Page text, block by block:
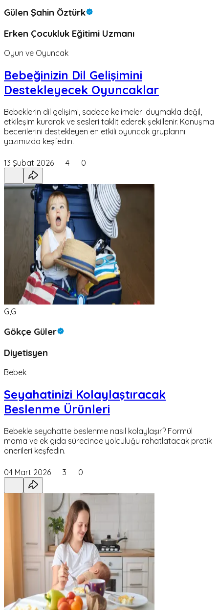
Gülen Şahin Öztürk
Erken Çocukluk Eğitimi Uzmanı
Oyun ve Oyuncak
Bebeğinizin Dil Gelişimini
Destekleyecek Oyuncaklar
Bebeklerin dil gelişimi, sadece kelimeleri duymakla değil,
etkileşim kurarak ve sesleri taklit ederek şekillenir. Konuşma
becerilerini destekleyen en etkili oyuncak gruplarını
yazımızda keşfedin.
13 Şubat 2026 4 0
G,G
Gökçe Güler
Diyetisyen
Bebek
Seyahatinizi Kolaylaştıracak
Beslenme Ürünleri
Bebekle seyahatte beslenme nasıl kolaylaşır? Formül
mama ve ek gıda sürecinde yolculuğu rahatlatacak pratik
önerileri keşfedin.
04 Mart 2026 3 0